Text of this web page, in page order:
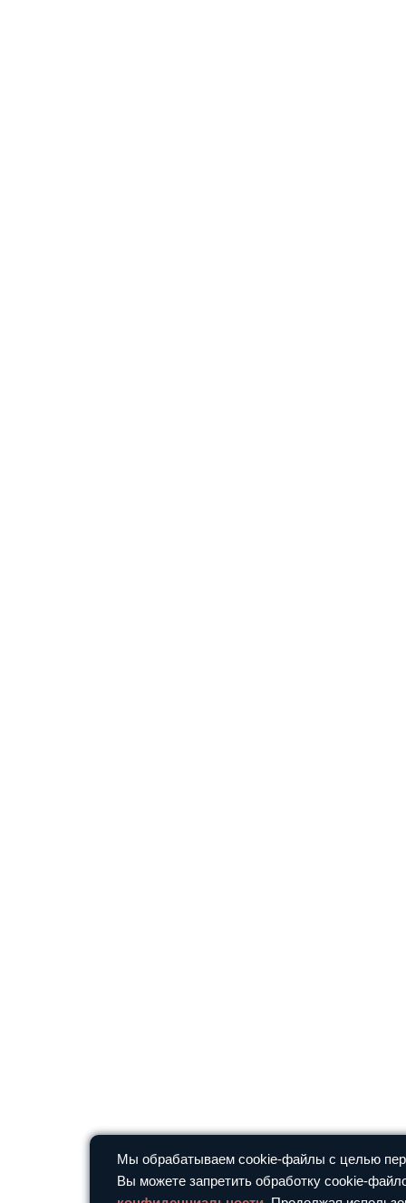
Мы обрабатываем cookie-файлы с целью
Вы можете запретить обработку cookie-